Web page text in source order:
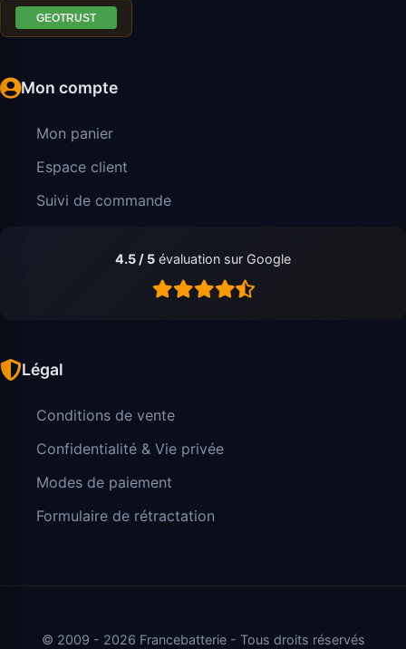
Mon compte
Mon panier
Espace client
Suivi de commande
4.5 / 5 évaluation sur Google
Légal
Conditions de vente
Confidentialité & Vie privée
Modes de paiement
Formulaire de rétractation
© 2009 - 2026 Francebatterie - Tous droits réservés